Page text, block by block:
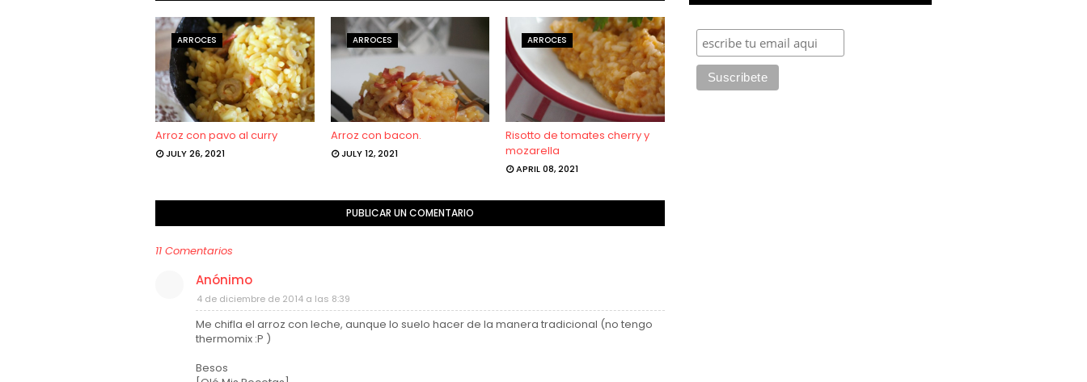
ARROCES
Arroz con pavo al curry
JULY 26, 2021
ARROCES
Arroz con bacon.
JULY 12, 2021
ARROCES
Risotto de tomates cherry y
mozarella
APRIL 08, 2021
PUBLICAR UN COMENTARIO
11 Comentarios
Anónimo
4 de diciembre de 2014 a las 8:39
Me chifla el arroz con leche, aunque lo suelo hacer de la manera tradicional (no tengo
thermomix :P )
Besos